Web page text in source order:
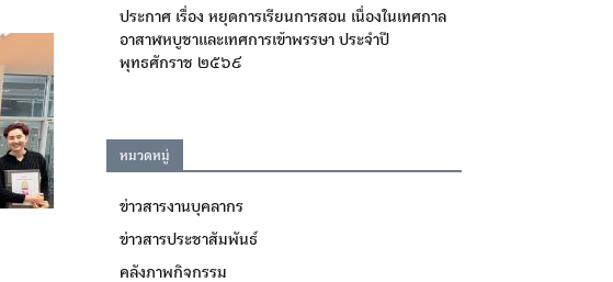
ประกาศ เรื่อง หยุดการเรียนการสอน เนื่องในเทศกาล
อาสาฬหบูชาและเทศการเข้าพรรษา ประจำปี
พุทธศักราช ๒๕๖๙
หมวดหมู่
ข่าวสารงานบุคลากร
ข่าวสารประชาสัมพันธ์
คลังภาพกิจกรรม